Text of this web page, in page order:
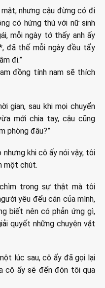
nhưng cậu đừng có đi
có hứng thú với nữ sinh
mỗi ngày tớ thấy anh ấy
đã thế mỗi ngày đều tẩy
đi.”
đồng tính nam sẽ thích
gian, sau khi mọi chuyển
mới chia tay, cậu cũng
phòng đâu?”
khi cô ấy nói vậy, tôi
một chút.
trong sự thật mà tôi
yêu đểu cán của mình,
biết nên có phản ứng gì,
quyết những chuyện vặt
lúc sau, cô ấy đã gọi lại
cô ấy sẽ đến đón tôi qua